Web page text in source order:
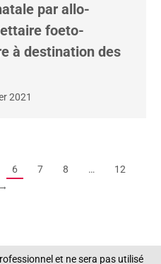
par allo-
foeto-
à destination des
2021
6 7 8 …
12
→
et ne sera pas utilisé